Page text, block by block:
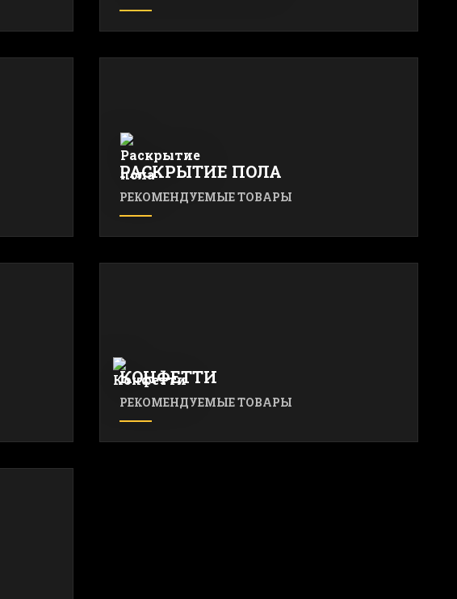
РАСКРЫТИЕ ПОЛА
РЕКОМЕНДУЕМЫЕ ТОВАРЫ
КОНФЕТТИ
РЕКОМЕНДУЕМЫЕ ТОВАРЫ